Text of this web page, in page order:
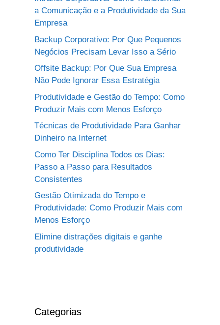
a Comunicação e a Produtividade da Sua
Empresa
Backup Corporativo: Por Que Pequenos
Negócios Precisam Levar Isso a Sério
Offsite Backup: Por Que Sua Empresa
Não Pode Ignorar Essa Estratégia
Produtividade e Gestão do Tempo: Como
Produzir Mais com Menos Esforço
Técnicas de Produtividade Para Ganhar
Dinheiro na Internet
Como Ter Disciplina Todos os Dias:
Passo a Passo para Resultados
Consistentes
Gestão Otimizada do Tempo e
Produtividade: Como Produzir Mais com
Menos Esforço
Elimine distrações digitais e ganhe
produtividade
Categorias